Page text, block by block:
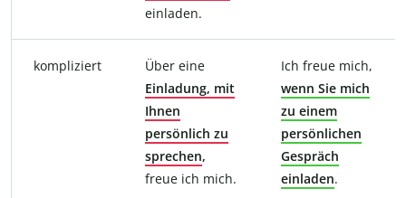
einladen.
kompliziert
Über eine
Einladung, mit
Ihnen
persönlich zu
sprechen,
freue ich mich.
Ich freue mich,
wenn Sie mich
zu einem
persönlichen
Gespräch
einladen.